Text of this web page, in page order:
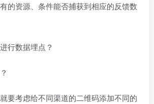
的资源、条件能否捕获到相应的反馈数
行数据埋点？
要考虑给不同渠道的二维码添加不同的